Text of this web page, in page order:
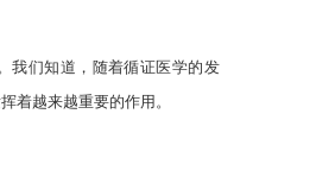
我们知道，随着循证医学的发
着越来越重要的作用。